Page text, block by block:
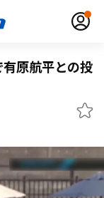
有原航平との投